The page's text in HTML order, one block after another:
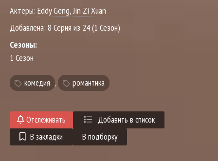
Актеры: Eddy Geng,Jin Zi Xuan
Добавлена: 8 Серия из 24 (1 Сезон)
Сезоны:
1 Сезон
комедия , романтика
Отслеживать
Добавить в список
В закладки
В подборку